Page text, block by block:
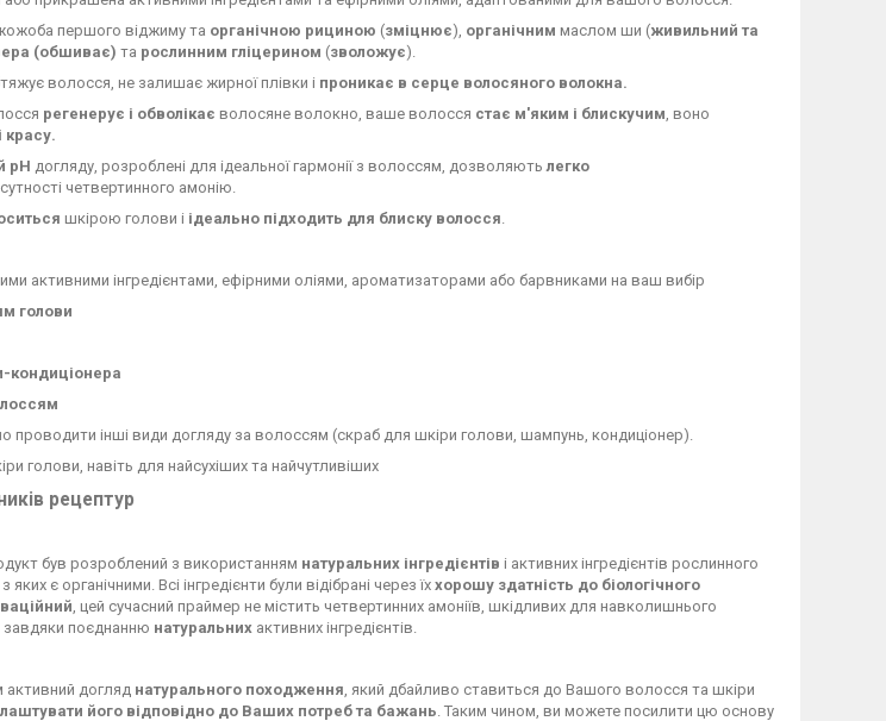
першого віджиму та органічною рициною (зміцнює), органічним маслом ши (живильний та
(обшиває) та рослинним гліцерином (зволожує).
волосся, не залишає жирної плівки і проникає в серце волосяного волокна.
регенерує і обволікає волосяне волокно, ваше волосся стає м'яким і блискучим, воно
красу.
рН догляду, розроблені для ідеальної гармонії з волоссям, дозволяютьлегко
четвертинного амонію.
шкірою голови і ідеально підходить для блиску волосся.
активними інгредієнтами, ефірними оліями, ароматизаторами або барвниками на ваш вибір
голови
кондиціонера
проводити інші види догляду за волоссям (скраб для шкіри голови, шампунь, кондиціонер).
голови, навіть для найсухіших та найчутливіших
рецептур
був розроблений з використанням натуральних інгредієнтів і активних інгредієнтів рослинного
є органічними. Всі інгредієнти були відібрані через їххорошу здатність до біологічного
, цей сучасний праймер не містить четвертинних амоніїв, шкідливих для навколишнього
завдяки поєднанню натуральних активних інгредієнтів.
догляд натурального походження, який дбайливо ставиться до Вашого волосся та шкіри
його відповідно до Ваших потреб та бажань. Таким чином, ви можете посилити цю основу